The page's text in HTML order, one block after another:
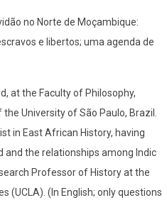
no Norte de Moçambique:
e libertos; uma agenda de
at the Faculty of Philosophy,
University of São Paulo, Brazil.
in East African History, having
and the relationships among Indic
Professor of History at the
(UCLA). (In English; only questions